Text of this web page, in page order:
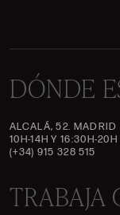
DÓNDE
ALCALÁ, 52. MADRID
10H-14H Y 16:30H-20H
(+34) 915 328 515
TRABAJA